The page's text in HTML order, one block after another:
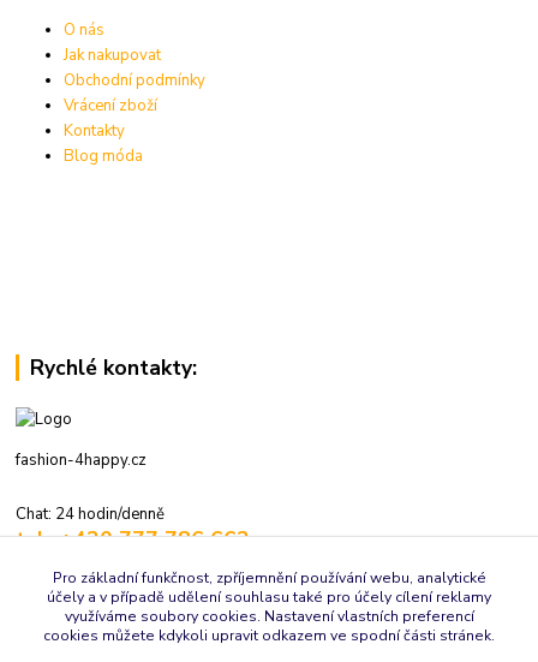
O nás
Jak nakupovat
Obchodní podmínky
Vrácení zboží
Kontakty
Blog móda
Rychlé kontakty:
fashion-4happy.cz
Chat: 24 hodin/denně
tel.: +420 777 786 662
info@fashion-4happy.cz
Pro základní funkčnost, zpříjemnění používání webu, analytické
účely a v případě udělení souhlasu také pro účely cílení reklamy
využíváme soubory cookies. Nastavení vlastních preferencí
cookies můžete kdykoli upravit odkazem ve spodní části stránek.